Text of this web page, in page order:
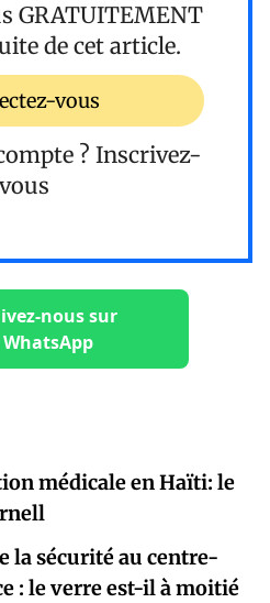
GRATUITEMENT
de cet article.
vous
? Inscrivez-
vous
nous sur
WhatsApp
médicale en Haïti: le
la sécurité au centre-
: le verre est-il à moitié